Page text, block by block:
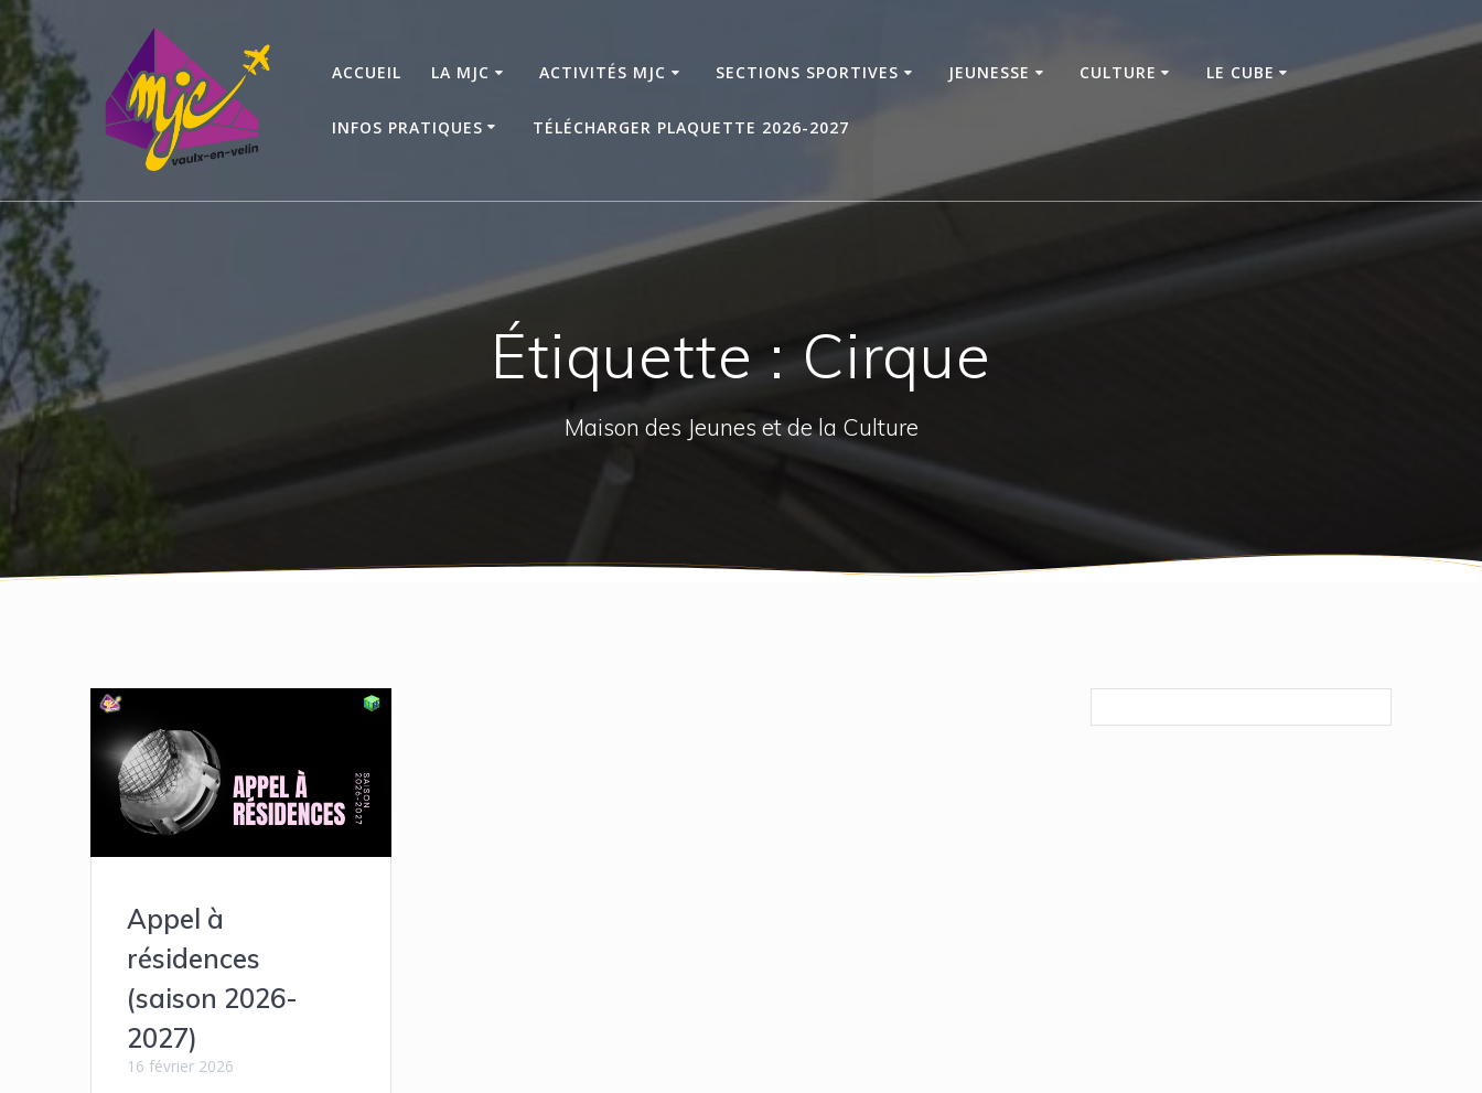
Passer
au
contenu
ACCUEIL LA MJC ACTIVITÉS MJC SECTIONS SPORTIVES JEUNESSE CULTURE LE CUBE
INFOS PRATIQUES TÉLÉCHARGER PLAQUETTE 2026-2027
Étiquette :Cirque
Maison des Jeunes et de la Culture
Appel à
résidences
(saison 2026-
2027)
16 février 2026